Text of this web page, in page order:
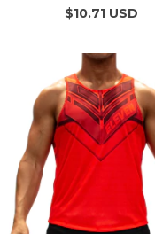
$10.71 USD